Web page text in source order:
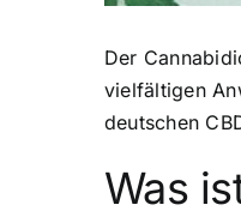
Der
vielfältigen
deutschen
Was